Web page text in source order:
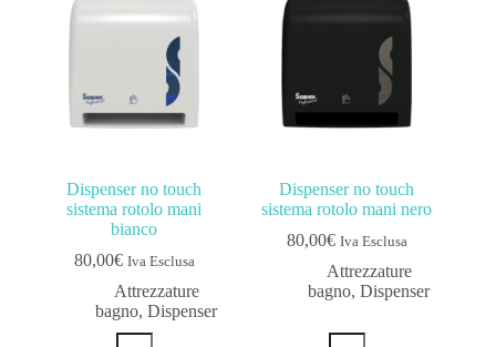
Dispenser no touch
sistema rotolo mani
bianco
80,00€ Iva Esclusa
Attrezzature
bagno,Dispenser
Dispenser no touch
sistema rotolo mani nero
80,00€ Iva Esclusa
Attrezzature
bagno,Dispenser